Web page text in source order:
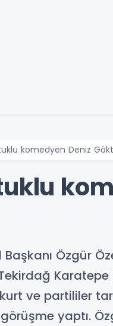
komedyen Deniz
Başkanı Özgür
ve partililer
yaptı.